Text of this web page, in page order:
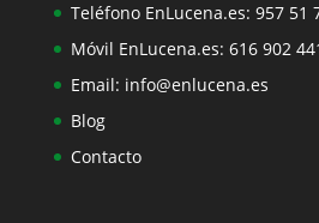
Teléfono EnLucena.es: 957 51
Móvil EnLucena.es: 616 902
Email: info@enlucena.es
Blog
Contacto